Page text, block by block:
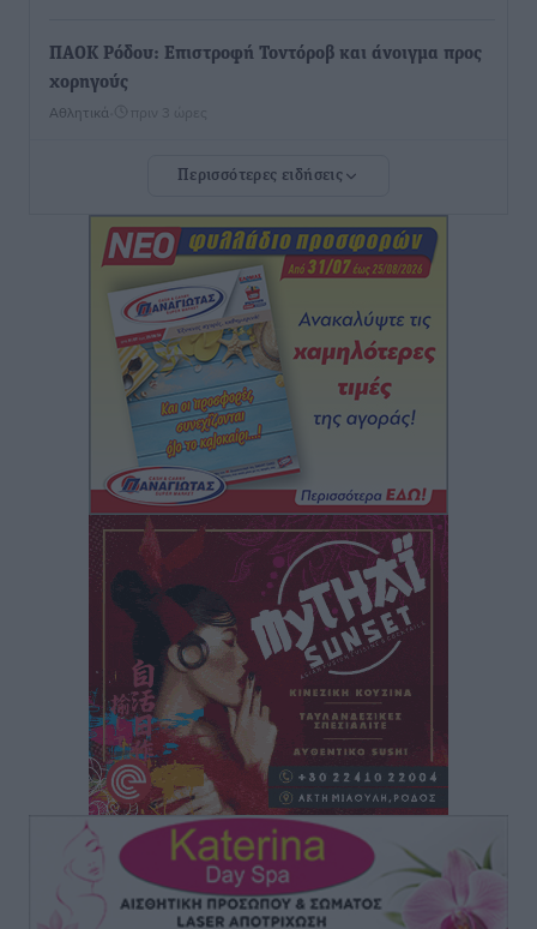
ΠΑΟΚ Ρόδου: Επιστροφή Τοντόροβ και άνοιγμα προς
χορηγούς
Αθλητικά πριν 3 ώρες
Rhodes Beyond Summer – Εκεί που το καλοκαίρι
Τοπικές Ειδήσεις• πριν 3 ώρες
Κικίλιας: Μειώθηκαν κατά 34% οι μεταναστευτικές
ροές στα θαλάσσια σύνορα
πριν 4 ώρες
Κως: Γερμανός τουρίστας κέρδισε αποζημίωση 900
ευρώ επειδή δεν βρήκε ξαπλώστρες στις
οικογενειακές διακοπές του
Τοπικές Ειδήσεις• πριν 4 ώρες
Ο γεωεντοπισμός μέσω 112 «έσωσε» Δανό περιπατητή
στη Ρόδο
Τοπικές Ειδήσεις πριν 4 ώρες
Σύμη: Ανασύρθηκε σορός άνδρα – Εξετάζεται αν είναι
ο 8ος Γερμανός που αγνοούνταν μετά την παράσυρσή
ιστιοφόρου
Τοπικές Ειδήσεις• πριν 4 ώρες
Ερώτηση στην Ευρωπαϊκή Επιτροπή για τις
αλλεπάλληλες πυρκαγιές που ξεσπούν από μονάδες
ανακύκλωσης και ΧΥΤΑ και την επικίνδυνη έκθεση
Περισσότερες ειδήσεις